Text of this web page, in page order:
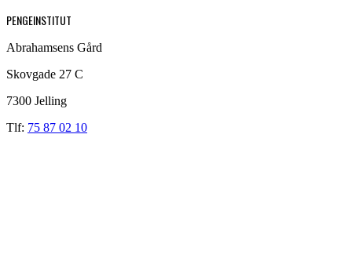
PENGEINSTITUT
Abrahamsens Gård
Skovgade 27 C
7300 Jelling
Tlf: 75 87 02 10